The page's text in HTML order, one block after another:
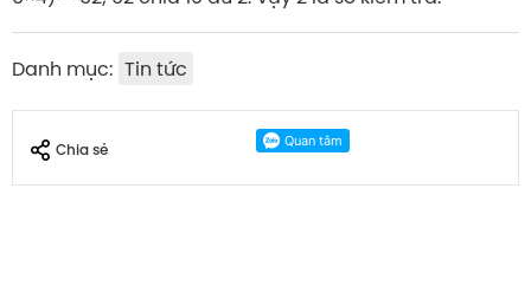
Danh mục: Tin tức
Chia sẻ